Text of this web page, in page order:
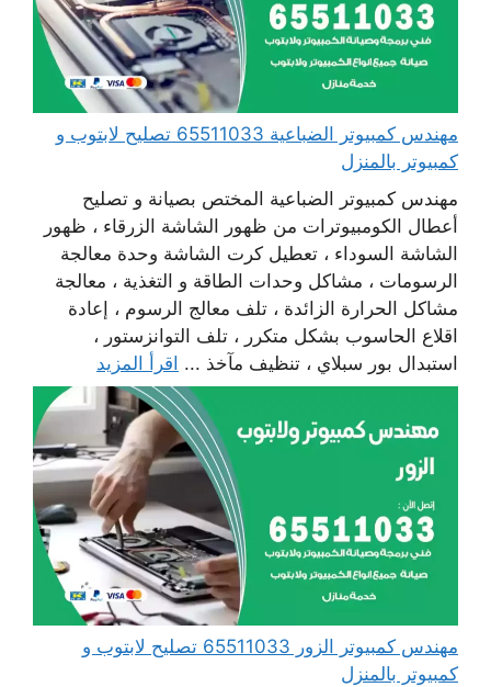
مهندس كمبيوتر الضباعية 65511033 تصليح لابتوب و
كمبيوتر بالمنزل
مهندس كمبيوتر الضباعية المختص بصيانة و تصليح
أعطال الكومبيوترات من ظهور الشاشة الزرقاء ، ظهور
الشاشة السوداء ، تعطيل كرت الشاشة وحدة معالجة
الرسومات ، مشاكل وحدات الطاقة و التغذية ، معالجة
مشاكل الحرارة الزائدة ، تلف معالج الرسوم ، إعادة
اقلاع الحاسوب بشكل متكرر ، تلف التوانزستور ،
استبدال بور سبلاي ، تنظيف مآخذ ... اقرأ المزيد
مهندس كمبيوتر الزور 65511033 تصليح لابتوب و
كمبيوتر بالمنزل